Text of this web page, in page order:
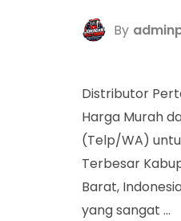
By
Distributor
Harga Murah
(Telp/WA)
Terbesar
Barat,
yang sangat …